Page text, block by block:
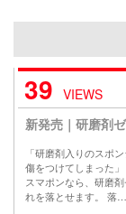
39 VIEWS
新発売｜研磨剤
「研磨剤入りのスポ
傷をつけてしまった」
スマポンなら、研磨
れを落とせます。 落…